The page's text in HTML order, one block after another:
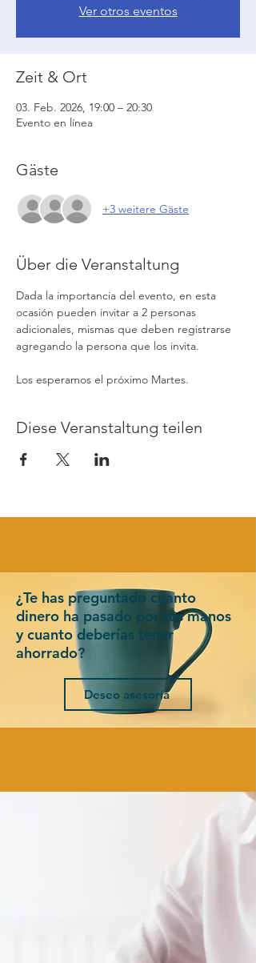
Ver otros eventos
Zeit & Ort
03. Feb. 2026, 19:00 – 20:30
Evento en línea
Gäste
+3 weitere Gäste
Über die Veranstaltung
Dada la importancia del evento, en esta
ocasión pueden invitar a 2 personas
adicionales, mismas que deben registrarse
agregando la persona que los invita.
Los esperamos el próximo Martes.
Diese Veranstaltung teilen
¿Te has preguntado cuanto
dinero ha pasado por tus manos
y cuanto deberías tener
ahorrado?
Deseo asesoría